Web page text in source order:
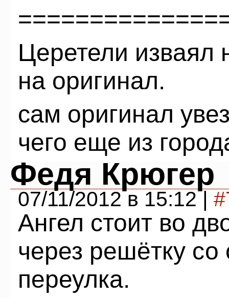
Церетели
на оригинал.
сам оригинал
чего еще из
Федя Крюгер
07/11/2012 в 15:12 |
Ангел стоит во
через решётку со
переулка.